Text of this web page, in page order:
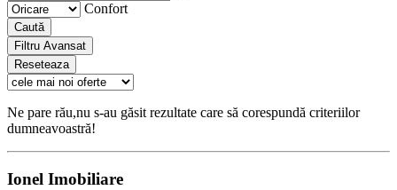
Confort
Caută
Filtru Avansat
Reseteaza
Ne pare rău,nu s-au găsit rezultate care să corespundă criteriilor
dumneavoastră!
Ionel Imobiliare